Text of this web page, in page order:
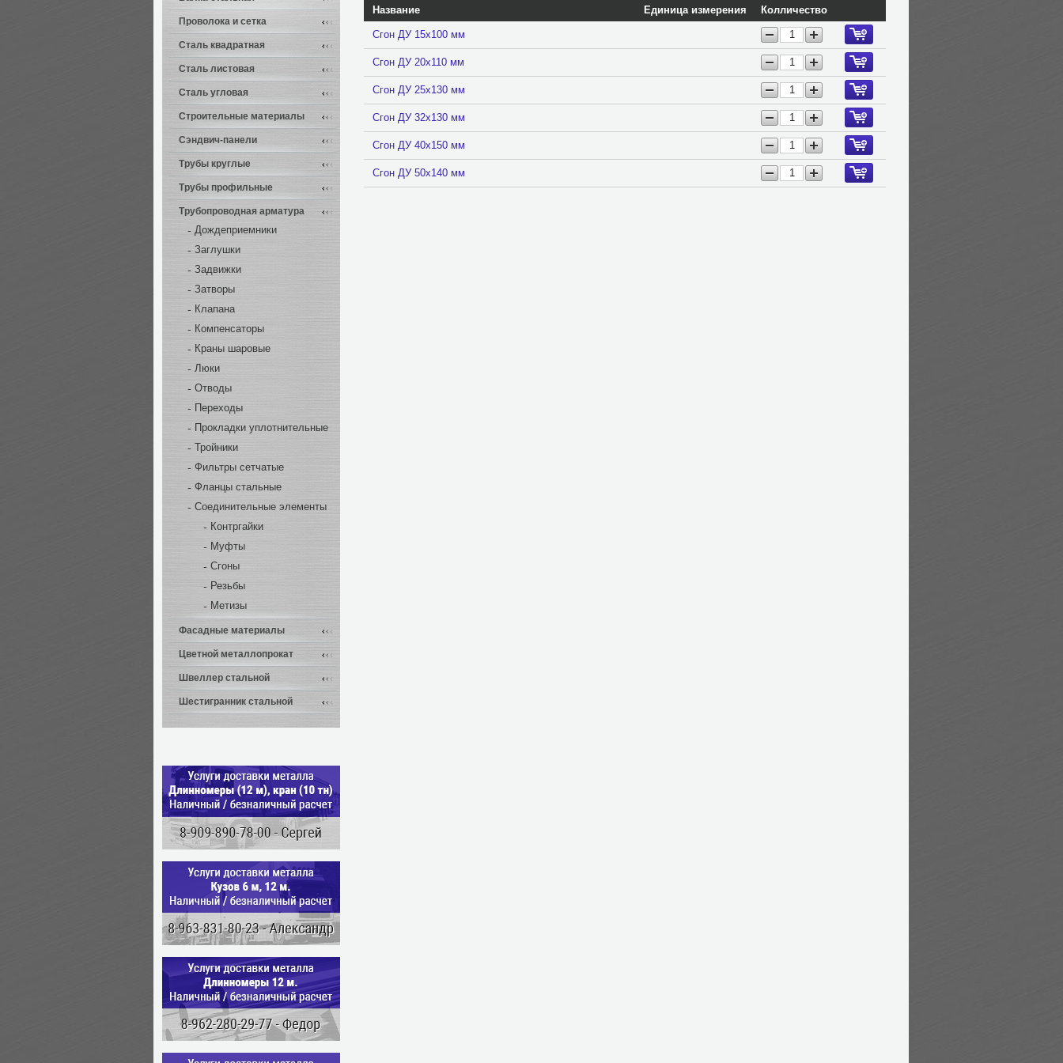
Название Единица измерения Колличество
Сгон ДУ 15х100 мм
Сгон ДУ 20х110 мм
Сгон ДУ 25х130 мм
Сгон ДУ 32х130 мм
Сгон ДУ 40х150 мм
Сгон ДУ 50х140 мм
Проволока и сетка
Сталь квадратная
Сталь листовая
Сталь угловая
Строительные материалы
Сэндвич-панели
Трубы круглые
Трубы профильные
Трубопроводная арматура
Дождеприемники
Заглушки
Задвижки
Затворы
Клапана
Компенсаторы
Краны шаровые
Люки
Отводы
Переходы
Прокладки уплотнительные
Тройники
Фильтры сетчатые
Фланцы стальные
Соединительные элементы
Контргайки
Муфты
Сгоны
Резьбы
Метизы
Фасадные материалы
Цветной металлопрокат
Швеллер стальной
Шестигранник стальной